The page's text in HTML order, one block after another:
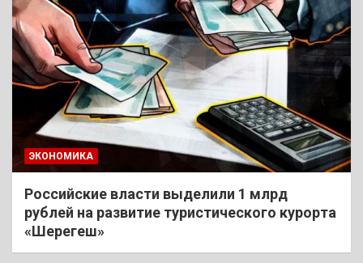
ЭКОНОМИКА
Российские власти выделили 1 млрд
рублей на развитие туристического курорта
«Шерегеш»